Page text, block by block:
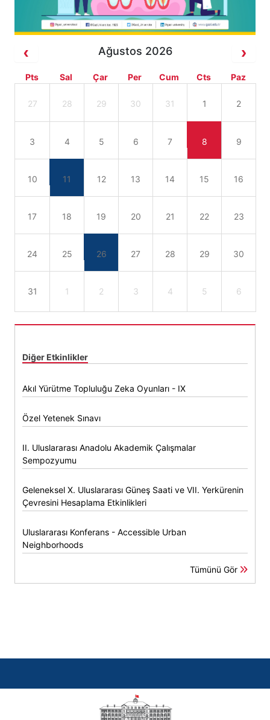
Ağustos 2026
Pts Sal Çar Per Cum Cts Paz
27 28 29 30 31 1 2
3 4 5 6 7 8 9
10 11 12 13 14 15 16
17 18 19 20 21 22 23
24 25 26 27 28 29 30
31 1 2 3 4 5 6
Diğer Etkinlikler
Akıl Yürütme Topluluğu Zeka Oyunları - IX
Özel Yetenek Sınavı
II. Uluslararası Anadolu Akademik Çalışmalar
Sempozyumu
Geleneksel X. Uluslararası Güneş Saati ve VII. Yerkürenin
Çevresini Hesaplama Etkinlikleri
Uluslararası Konferans - Accessible Urban
Neighborhoods
Tümünü Gör